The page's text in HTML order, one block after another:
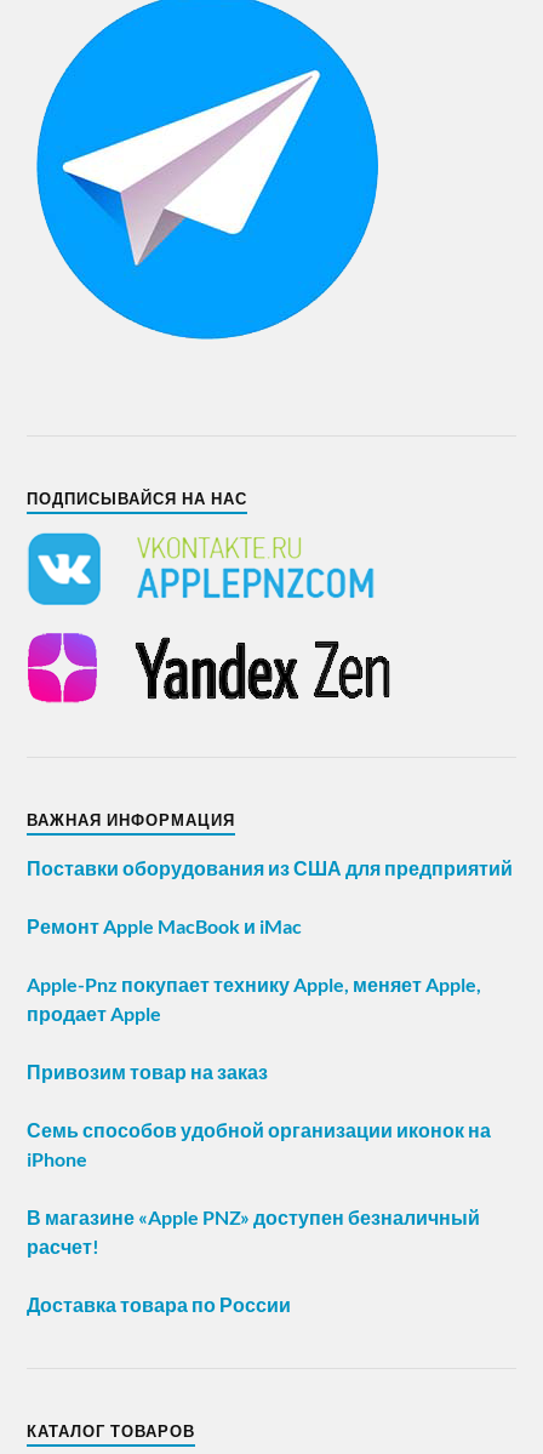
ПОДПИСЫВАЙСЯ НА НАС
ВАЖНАЯ ИНФОРМАЦИЯ
Поставки оборудования из США для предприятий
Ремонт Apple MacBook и iMac
Apple-Pnz покупает технику Apple, меняет Apple,
продает Apple
Привозим товар на заказ
Семь способов удобной организации иконок на
iPhone
В магазине «Apple PNZ» доступен безналичный
расчет!
Доставка товара по России
КАТАЛОГ ТОВАРОВ